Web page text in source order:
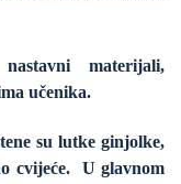
materijali,
učenika.
su lutke ginjolke,
cvijeće. U glavnom